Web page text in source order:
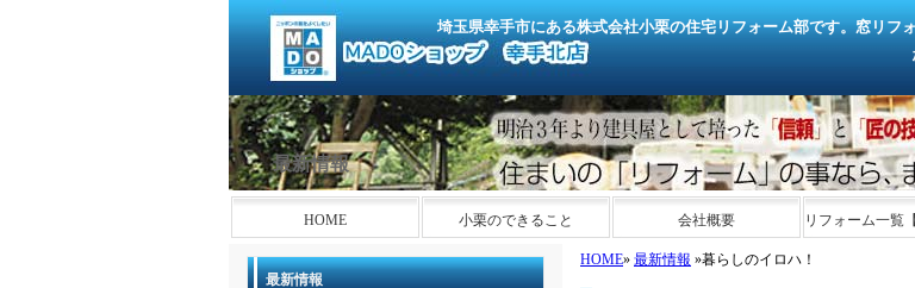
埼玉県幸手市にある株式会社小栗の住宅リフォーム部です。窓リ
最新情報
HOME 小栗のできること 会社概要 リフォーム一覧
HOME» 最新情報 »暮らしのイロハ！
最新情報